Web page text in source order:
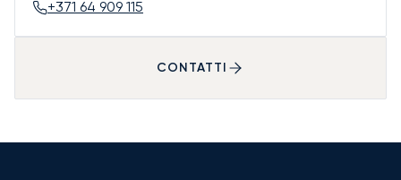
+371 64 909 115
CONTATTI